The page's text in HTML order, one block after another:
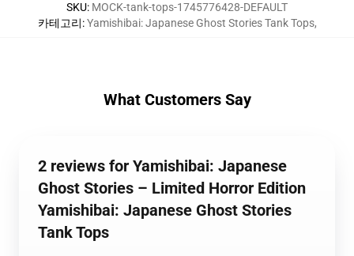
SKU: MOCK-tank-tops-1745776428-DEFAULT
카테고리:Yamishibai: Japanese Ghost Stories Tank Tops,
What Customers Say
2 reviews for Yamishibai: Japanese
Ghost Stories – Limited Horror Edition
Yamishibai: Japanese Ghost Stories
Tank Tops